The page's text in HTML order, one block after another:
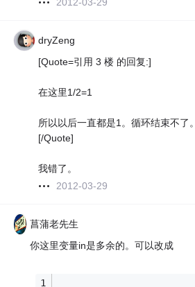
2012-03-29
dryZeng
[Quote=引用 3 楼 的回复:]
在这里1/2=1
所以以后一直都是1。循环结束不了。
[/Quote]
我错了。
2012-03-29
菖蒲老先生
你这里变量in是多余的。可以改成